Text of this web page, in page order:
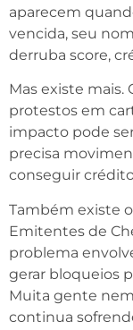
aparecem
vencida, seu
derruba score,
Mas existe mais.
protestos em
impacto pode
precisa
conseguir
Também existe
Emitentes de
problema
gerar bloqueios
Muita gente
continua